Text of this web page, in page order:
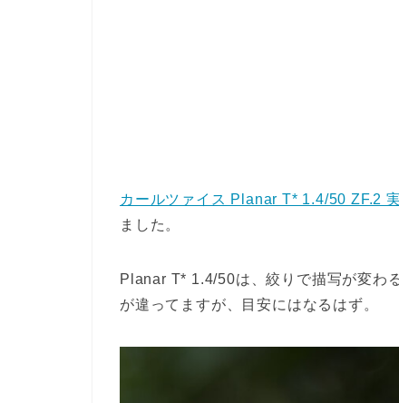
カールツァイス Planar T* 1.4/50 ZF.2
ました。
Planar T* 1.4/50は、絞りで描写が変わ
が違ってますが、目安にはなるはず。